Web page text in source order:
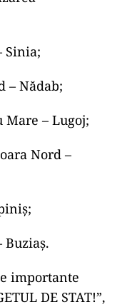
Sinia;
– Nădab;
Mare – Lugoj;
Nord –
Buziaș.
importante
DE STAT!”,